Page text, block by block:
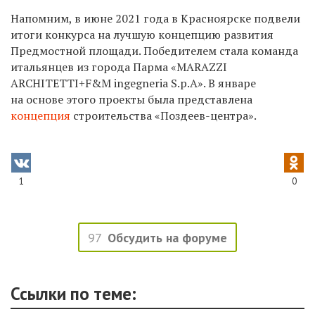
Напомним, в июне 2021 года в Красноярске подвели
итоги конкурса на лучшую концепцию развития
Предмостной площади. Победителем стала команда
итальянцев из города Парма «MARAZZI
ARCHITETTI+F&M ingegneria S.p.A». В январе
на основе этого проекты была представлена
концепция строительства «Поздеев-центра».
1 0
97 Обсудить на форуме
Ссылки по теме: